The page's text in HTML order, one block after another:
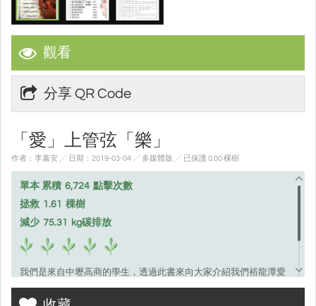
觀看
分享 QR Code
「愛」上管弦「樂」
作者：李蕙安 ╱ 日期：2019-03-04 ╱ 多媒體版 ╱ 已保護 0.00 棵樹
單本 累積 6,724 點擊次數
拯救 1.61
棵樹
減少 75.31 kg碳排放
我們是來自中壢高商的學生，透過此書來向大家介紹我們裕龍潭愛
樂的邂逅，也希望透過此說來讓更多人來認識龍潭愛樂與中壢高